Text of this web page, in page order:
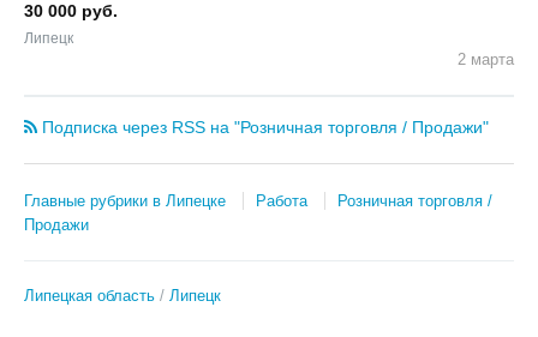
30 000 руб.
Липецк
2 марта
Подписка через RSS на "Розничная торговля / Продажи"
Главные рубрики в Липецке Работа
Розничная торговля /
Продажи
Липецкая область Липецк